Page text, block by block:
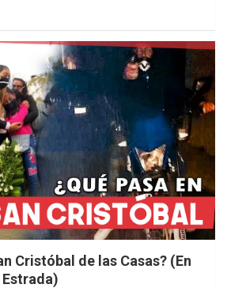
Cristóbal de las Casas? (En